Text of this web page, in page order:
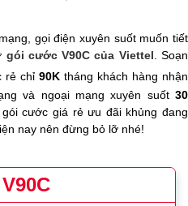
gọi điện xuyên suốt muốn tiết
gói cước V90C của Viettel . Soạn
rẻ chỉ 90K tháng khách hàng nhận
và ngoại mạng xuyên suốt30
gói cước giá rẻ ưu đãi khủng đang
nay nên đừng bỏ lỡ nhé!